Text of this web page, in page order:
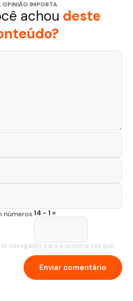
OPINIÃO IMPORTA
achou deste
navegador para a próxima vez que
números:14 − 1 =